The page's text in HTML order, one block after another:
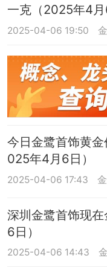
一克（2025年4月
2025-04-06 19:50
今日金鹭首饰黄
025年4月6日）
2025-04-06 17:43
深圳金鹭首饰现
6日）
2025-04-06 14:43